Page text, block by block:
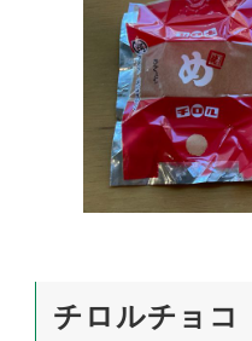
チロルチョコ